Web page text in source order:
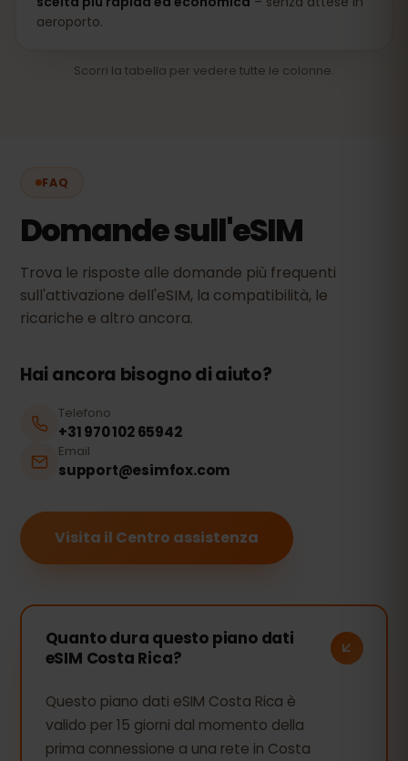
aeroporto.
Scorri la tabella per vedere tutte le colonne.
FAQ
Domande sull'eSIM
Trova le risposte alle domande più frequenti
sull'attivazione dell'eSIM, la compatibilità, le
ricariche e altro ancora.
Hai ancora bisogno di aiuto?
Telefono
+31 970 102 65942
Email
support@esimfox.com
Visita il Centro assistenza
Quanto dura questo piano dati
eSIM Costa Rica?
Questo piano dati eSIM Costa Rica è
valido per 15 giorni dal momento della
prima connessione a una rete in Costa